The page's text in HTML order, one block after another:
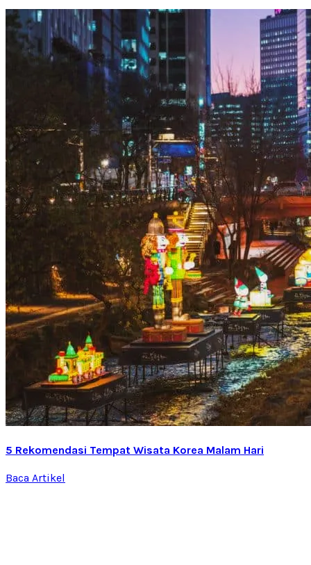
5 Rekomendasi Tempat Wisata Korea Malam Hari
Baca Artikel